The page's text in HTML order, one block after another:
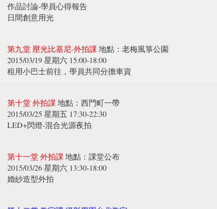
作品討論-學員心得報告
日間創意用光
第九堂 壓光比基尼-外拍課 地點：老梅風箏公園
2015/03/19 星期六 15:00-18:00
租用小巴士前往，學員共同分擔車資
第十堂 外拍課 地點：西門町一帶
2015/03/25 星期五 17:30-22:30
LED+閃燈-混合光源夜拍
第十一堂 外拍課 地點：課堂公布
2015/03/26 星期六 13:30-18:00
婚紗造型外拍